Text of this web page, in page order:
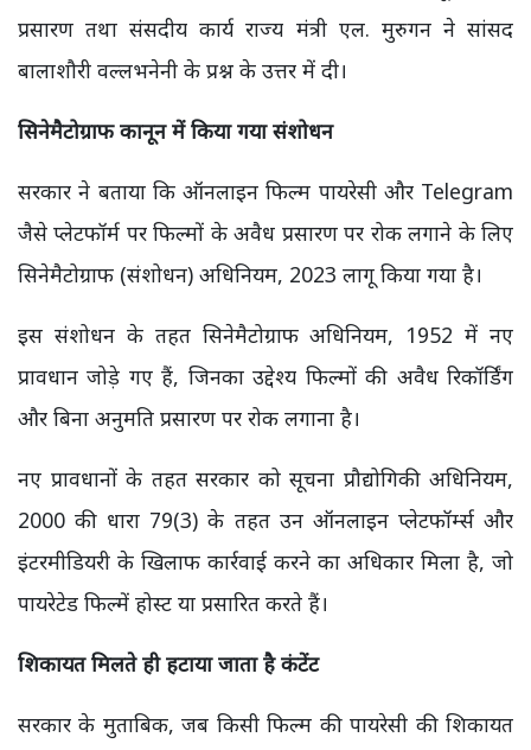
प्रसारण तथा संसदीय कार्य राज्य मंत्री एल. मुरुगन ने सांसद
बालाशौरी वल्लभनेनी के प्रश्न के उत्तर में दी।
सिनेमैटोग्राफ कानून में किया गया संशोधन
सरकार ने बताया कि ऑनलाइन फिल्म पायरेसी और Telegram
जैसे प्लेटफॉर्म पर फिल्मों के अवैध प्रसारण पर रोक लगाने के लिए
सिनेमैटोग्राफ (संशोधन) अधिनियम, 2023 लागू किया गया है।
इस संशोधन के तहत सिनेमैटोग्राफ अधिनियम, 1952 में नए
प्रावधान जोड़े गए हैं, जिनका उद्देश्य फिल्मों की अवैध रिकॉर्डिंग
और बिना अनुमति प्रसारण पर रोक लगाना है।
नए प्रावधानों के तहत सरकार को सूचना प्रौद्योगिकी अधिनियम,
2000 की धारा 79(3) के तहत उन ऑनलाइन प्लेटफॉर्म्स और
इंटरमीडियरी के खिलाफ कार्रवाई करने का अधिकार मिला है, जो
पायरेटेड फिल्में होस्ट या प्रसारित करते हैं।
शिकायत मिलते ही हटाया जाता है कंटेंट
सरकार के मुताबिक, जब किसी फिल्म की पायरेसी की शिकायत